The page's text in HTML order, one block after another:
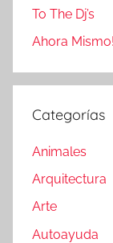
To The Dj’s
Ahora Mismo!
Categorías
Animales
Arquitectura
Arte
Autoayuda